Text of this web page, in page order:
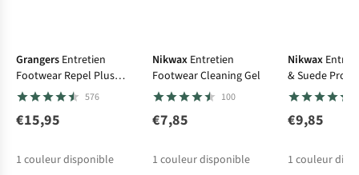
Grangers Entretien
Footwear Repel Plus
275Ml
576
€15,95
1 couleur disponible
Nikwax Entretien
Footwear Cleaning Gel
100
€7,85
1 couleur disponible
Nikwax
& Suede Proof
€9,85
1 couleur